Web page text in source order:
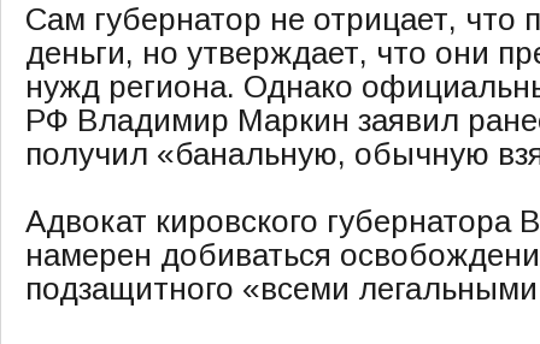
Сам губернатор не отрицает, что
деньги, но утверждает, что они
нужд региона. Однако
РФ Владимир Маркин заявил
получил «банальную, обычную
Адвокат кировского губернатора
намерен добиваться
подзащитного «всеми